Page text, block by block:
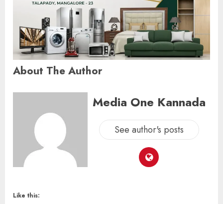
About The Author
Media One Kannada
See author's posts
Like this: